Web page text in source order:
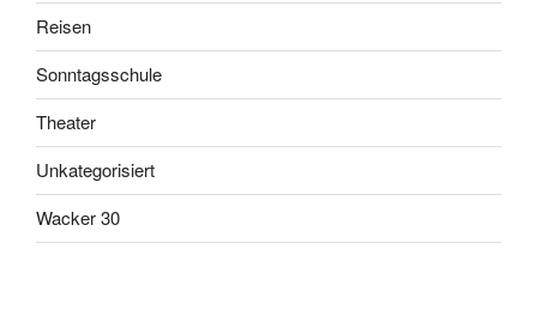
Reisen
Sonntagsschule
Theater
Unkategorisiert
Wacker 30